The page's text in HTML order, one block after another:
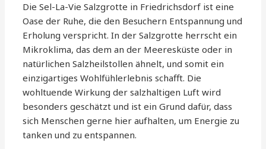
Die Sel-La-Vie Salzgrotte in Friedrichsdorf ist eine
Oase der Ruhe, die den Besuchern Entspannung und
Erholung verspricht. In der Salzgrotte herrscht ein
Mikroklima, das dem an der Meeresküste oder in
natürlichen Salzheilstollen ähnelt, und somit ein
einzigartiges Wohlfühlerlebnis schafft. Die
wohltuende Wirkung der salzhaltigen Luft wird
besonders geschätzt und ist ein Grund dafür, dass
sich Menschen gerne hier aufhalten, um Energie zu
tanken und zu entspannen.